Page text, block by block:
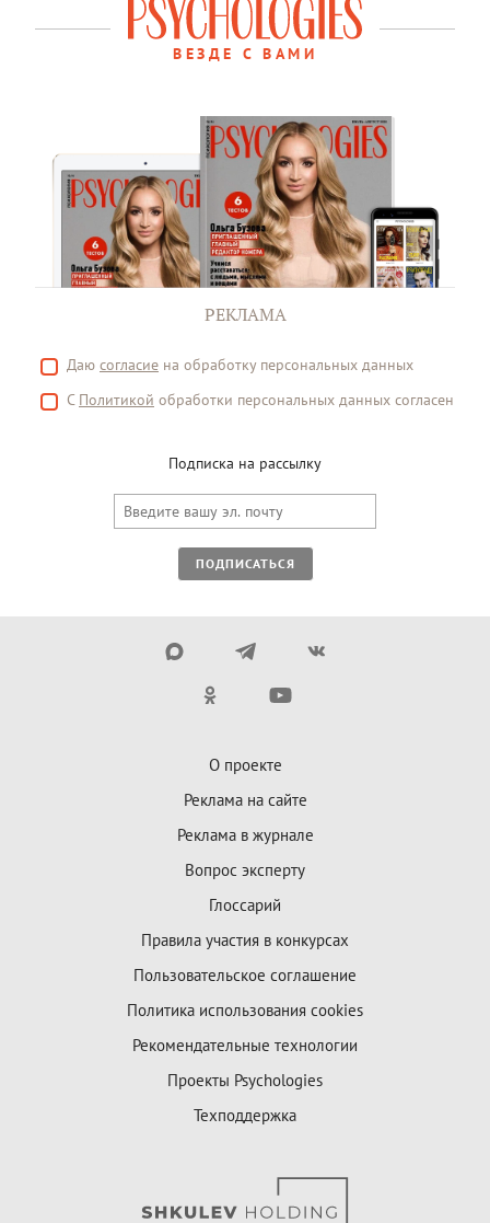
ВЕЗДЕ С ВАМИ
РЕКЛАМА
Даю согласие на обработку персональных данных
С Политикой обработки персональных данных согласен
Подписка на рассылку
ПОДПИСАТЬСЯ
О проекте
Реклама на сайте
Реклама в журнале
Вопрос эксперту
Глоссарий
Правила участия в конкурсах
Пользовательское соглашение
Политика использования cookies
Рекомендательные технологии
Проекты Psychologies
Техподдержка